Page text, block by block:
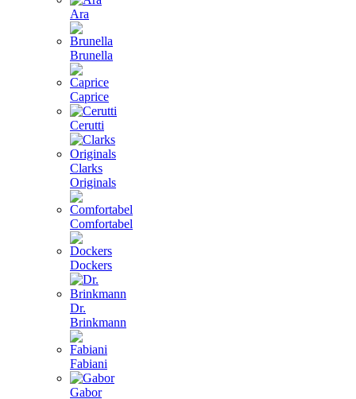
Ara
Brunella
Caprice
Cerutti
Clarks
Originals
Comfortabel
Dockers
Dr.
Brinkmann
Fabiani
Gabor